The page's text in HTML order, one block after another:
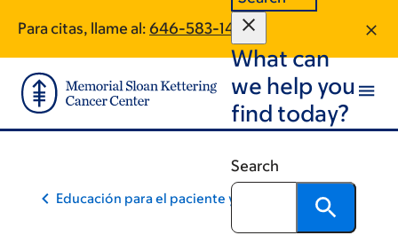
main
content
footer
Para citas, llame al: 646-583-1403
What can
we help you
find today?
Search
Educación para el paciente y la comunidad